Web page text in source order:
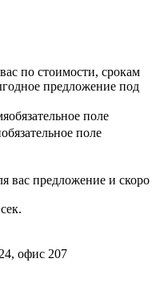
по стоимости, срокам
предложение под
обязательное поле
обязательное поле
вас предложение и скоро
сек.
офис 207